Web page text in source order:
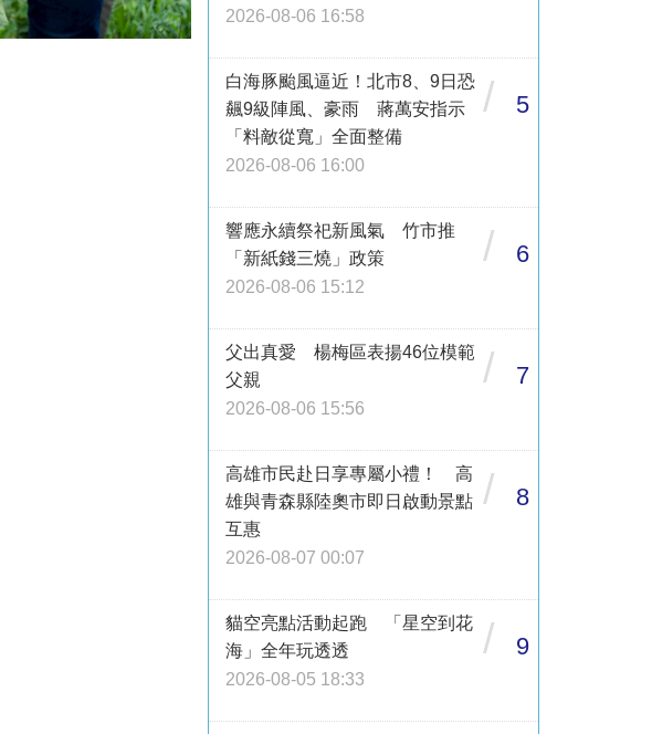
2026-08-06 16:58
白海豚颱風逼近！北市8、9日恐
飆9級陣風、豪雨 蔣萬安指示
「料敵從寬」全面整備
2026-08-06 16:00
/ 5
響應永續祭祀新風氣 竹市推
「新紙錢三燒」政策
2026-08-06 15:12
/ 6
父出真愛 楊梅區表揚46位模範
父親
2026-08-06 15:56
/ 7
高雄市民赴日享專屬小禮！ 高
雄與青森縣陸奧市即日啟動景點
互惠
2026-08-07 00:07
/ 8
貓空亮點活動起跑 「星空到花
海」全年玩透透
2026-08-05 18:33
/ 9